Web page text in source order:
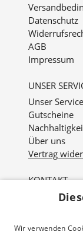
Datenschutz
AGB
Impressum
UNSER
Unser
Gutscheine
Über uns
Vertrag
KONTAKT
Nordviver 2
Wir verwenden